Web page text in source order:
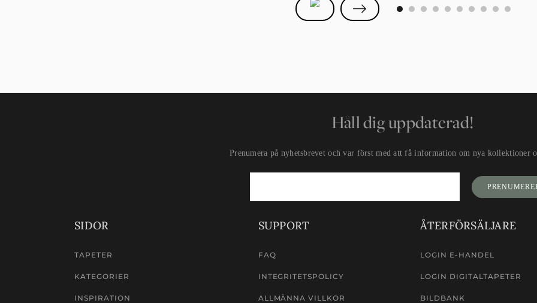
0 1 2 3 4 5 6 7 8 9
Håll dig uppdaterad!
Prenumera på nyhetsbrevet och var först med att få information om nya kollektioner
SIDOR
TAPETER
KATEGORIER
INSPIRATION
SUPPORT
FAQ
INTEGRITETSPOLICY
ALLMÄNNA VILLKOR
ÅTERFÖRSÄLJARE
LOGIN E-HANDEL
LOGIN DIGITALTAPETER
BILDBANK